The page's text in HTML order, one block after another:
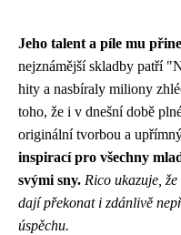
Jeho talent a píle mu
nejznámější skladby patří
hity a nasbíraly miliony
toho, že i v dnešní době
originální tvorbou a
inspirací pro všechny
svými sny. Rico ukazuje,
dají překonat i zdánlivě
úspěchu.